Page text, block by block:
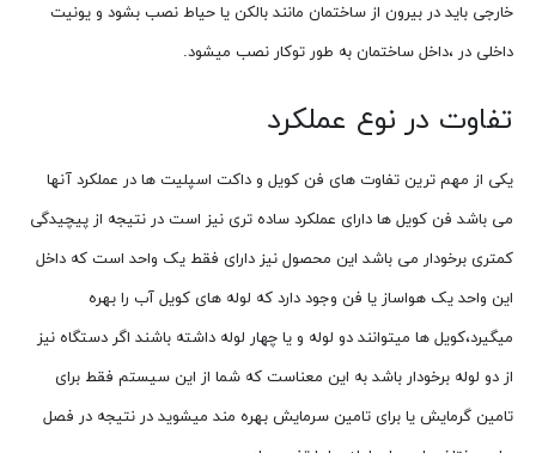
خارجی باید در بیرون از ساختمان مانند بالکن یا حیاط نصب بشود و یونیت
داخلی در ،داخل ساختمان به طور توکار نصب میشود.
تفاوت در نوع عملکرد
یکی از مهم ترین تفاوت های فن کویل و داکت اسپلیت ها در عملکرد آنها
می باشد فن کویل ها دارای عملکرد ساده تری نیز است در نتیجه از پیچیدگی
کمتری برخودار می باشد این محصول نیز دارای فقط یک واحد است که داخل
این واحد یک هواساز یا فن وجود دارد که لوله های کویل آب را بهره
میگیرد،کویل ها میتوانند دو لوله و یا چهار لوله داشته باشند اگر دستگاه نیز
از دو لوله برخودار باشد به این معناست که شما از این سیستم فقط برای
تامین گرمایش یا برای تامین سرمایش بهره مند میشوید در نتیجه در فصل